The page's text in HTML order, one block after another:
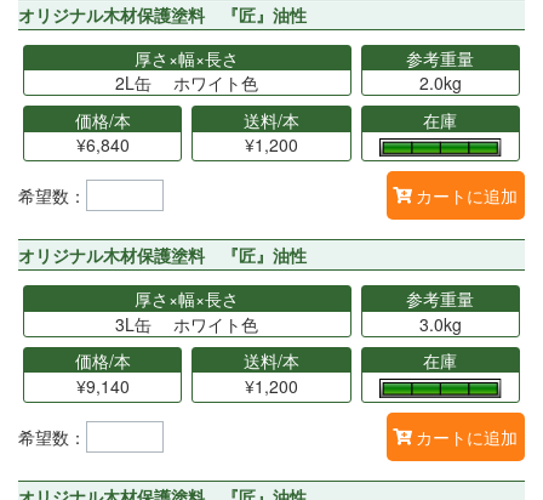
オリジナル木材保護塗料 『匠』油性
厚さ×幅×長さ
2L缶 ホワイト色
参考重量
2.0kg
価格/本
¥6,840
送料/本
¥1,200
在庫
希望数： カートに追加
オリジナル木材保護塗料 『匠』油性
厚さ×幅×長さ
3L缶 ホワイト色
参考重量
3.0kg
価格/本
¥9,140
送料/本
¥1,200
在庫
希望数： カートに追加